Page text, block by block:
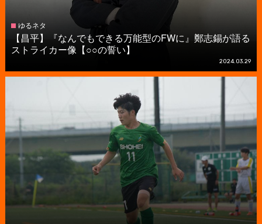
ゆるネタ
【昌平】『なんでもできる万能型のFWに』鄭志錫が語る
ストライカー像【○○の誓い】
2024.03.29